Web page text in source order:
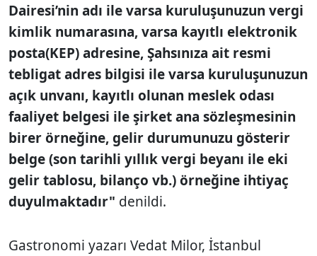
Dairesi’nin adı ile varsa kuruluşunuzun vergi
kimlik numarasına, varsa kayıtlı elektronik
posta(KEP) adresine, Şahsınıza ait resmi
tebligat adres bilgisi ile varsa kuruluşunuzun
açık unvanı, kayıtlı olunan meslek odası
faaliyet belgesi ile şirket ana sözleşmesinin
birer örneğine, gelir durumunuzu gösterir
belge (son tarihli yıllık vergi beyanı ile eki
gelir tablosu, bilanço vb.) örneğine ihtiyaç
duyulmaktadır" denildi.
Gastronomi yazarı Vedat Milor, İstanbul